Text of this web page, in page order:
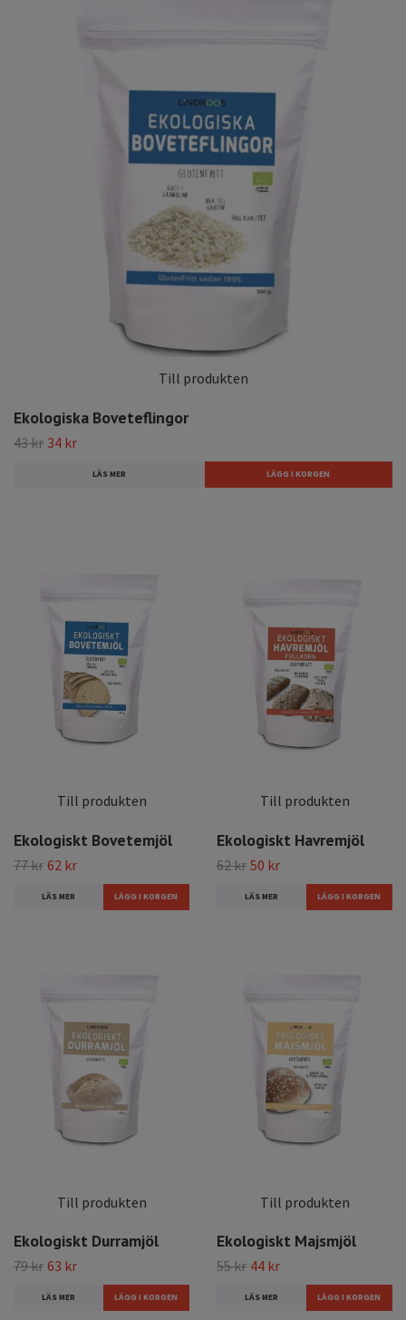
Till produkten
Ekologiska Boveteflingor
43 kr 34 kr
LÄS MER
Till produkten
Ekologiskt Bovetemjöl
77 kr 62 kr
LÄS MER
Till produkten
Ekologiskt Havremjöl
62 kr 50 kr
LÄS MER
Till produkten
Ekologiskt Durramjöl
79 kr 63 kr
LÄS MER
Till produkten
Ekologiskt Majsmjöl
55 kr 44 kr
LÄS MER